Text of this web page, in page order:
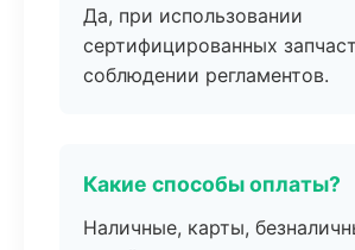
Да, при использовании
сертифицированных
соблюдении регламентов.
Какие способы оплаты?
Наличные, карты,